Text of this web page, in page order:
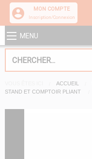
MON COMPTE
Inscription/Connexion
MENU
ACCUEIL
STAND ET COMPTOIR PLIANT